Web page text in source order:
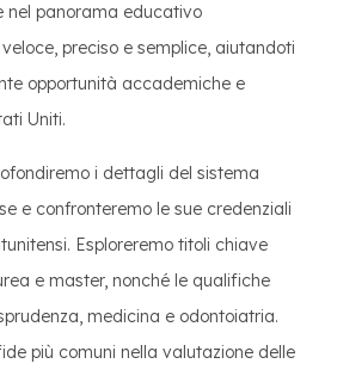
nel panorama educativo
preciso e semplice, aiutandoti
opportunità accademiche e
Uniti.
i dettagli del sistema
e confronteremo le sue credenziali
Esploreremo titoli chiave
e master, nonché le qualifiche
medicina e odontoiatria.
più comuni nella valutazione delle